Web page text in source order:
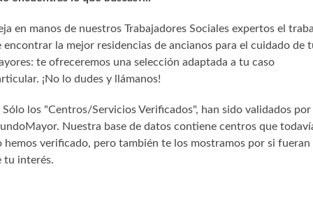
en manos de nuestros Trabajadores Sociales expertos el
encontrar la mejor residencias de ancianos para el cuidado de
te ofreceremos una selección adaptada a tu caso
¡No lo dudes y llámanos!
Sólo los "Centros/Servicios Verificados", han sido validados por
Nuestra base de datos contiene centros que
hemos verificado, pero también te los mostramos por si fueran
tu interés.